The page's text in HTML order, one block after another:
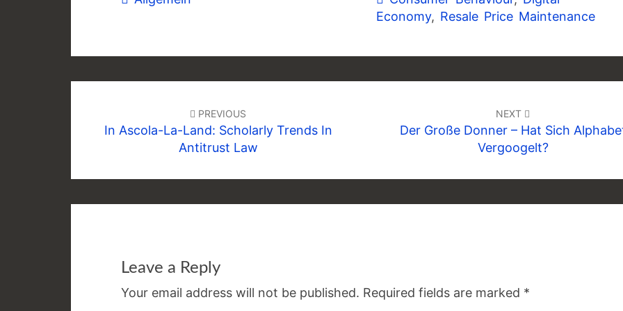
Economy, Resale Price Maintenance
PREVIOUS
In Ascola-La-Land: Scholarly Trends In
Antitrust Law
NEXT
Der Große Donner – Hat Sich
Vergoogelt?
Leave a Reply
Your email address will not be published. Required fields are marked *